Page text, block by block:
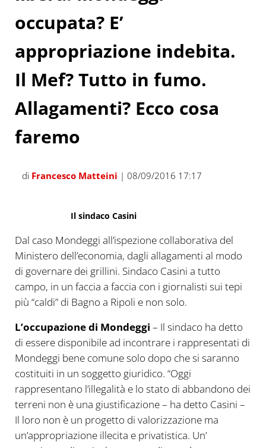
occupata? E’
appropriazione indebita.
Il Mef? Tutto in fumo.
Allagamenti? Ecco cosa
faremo
di Francesco Matteini | 08/09/2016 17:17
Il sindaco Casini
Dal caso Mondeggi all’ispezione collaborativa del
Ministero dell’economia, dagli allagamenti al modo
di governare dei grillini. Sindaco Casini a tutto
campo, in un faccia a faccia con i giornalisti sui tepi
più “caldi” di Bagno a Ripoli e non solo.
L’occupazione di Mondeggi – Il sindaco ha detto
di essere disponibile ad incontrare i rappresentati di
Mondeggi bene comune solo dopo che si saranno
costituiti in un soggetto giuridico. “Oggi
rappresentano l’illegalità e lo stato di abbandono dei
terreni non è una giustificazione – ha detto Casini –
Il loro non è un progetto di valorizzazione ma
un’appropriazione illecita e privatistica. Un’